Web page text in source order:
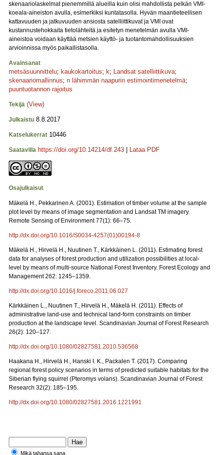
skenaariolaskelmat pienemmillä alueilla kuin olisi mahdollista pelkän VMI-
koeala-aineiston avulla, esimerkiksi kuntatasolla. Hyvän maantieteellisen
kattavuuden ja jatkuvuuden ansiosta satelliittikuvat ja VMI ovat
kustannustehokkaita tietolähteitä ja esitetyn menetelmän avulla VMI-
aineistoa voidaan käyttää metsien käyttö- ja tuotantomahdollisuuksien
arvioinnissa myös paikallistasolla.
Avainsanat
metsäsuunnittelu; kaukokartoitus; k; Landsat satelliittikuva;
skenaariomallinnus; n lähimmän naapurin estimointimenetelmä;
puuntuotannon rajoitus
Tekijä (View)
Julkaistu 8.8.2017
Katselukerrat 10446
Saatavilla https://doi.org/10.14214/df.243 Lataa PDF
Osajulkaisut
Mäkelä H., Pekkarinen A. (2001). Estimation of timber volume at the sample
plot level by means of image segmentation and Landsat TM imagery.
Remote Sensing of Environment 77(1): 66–75.
http://dx.doi.org/10.1016/S0034-4257(01)00194-8
Mäkelä H., Hirvelä H., Nuutinen T., Kärkkäinen L. (2011). Estimating forest
data for analyses of forest production and utilization possibilities at local-
level by means of multi-source National Forest Inventory. Forest Ecology and
Management 262: 1245–1359.
http://dx.doi.org/10.1016/j.foreco.2011.06.027
Kärkkäinen L., Nuutinen T., Hirvelä H., Mäkelä H. (2011). Effects of
administrative land-use and technical land-form constraints on timber
production at the landscape level. Scandinavian Journal of Forest Research
26(2): 120–127.
http://dx.doi.org/10.1080/02827581.2010.536568
Haakana H., Hirvelä H., Hanski I. K., Packalen T. (2017). Comparing
regional forest policy scenarios in terms of predicted suitable habitats for the
Siberian flying squirrel (Pteromys volans). Scandinavian Journal of Forest
Research 32(2): 185–195.
http://dx.doi.org/10.1080/02827581.2016.1221991
Mikä tahansa sana